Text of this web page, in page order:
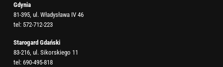
Gdynia
81-395, ul. Władysława IV 46
tel: 572-712-223
Starogard Gdański
83-216, ul. Sikorskiego 11
tel: 690-495-818